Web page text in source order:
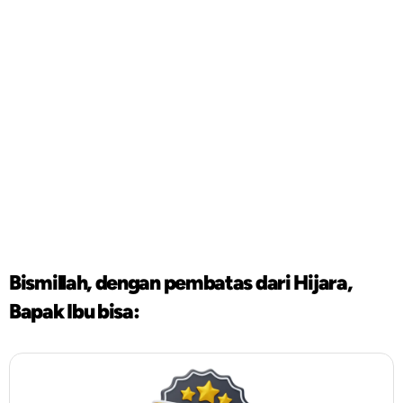
Bismillah, dengan pembatas dari Hijara,
Bapak Ibu bisa: